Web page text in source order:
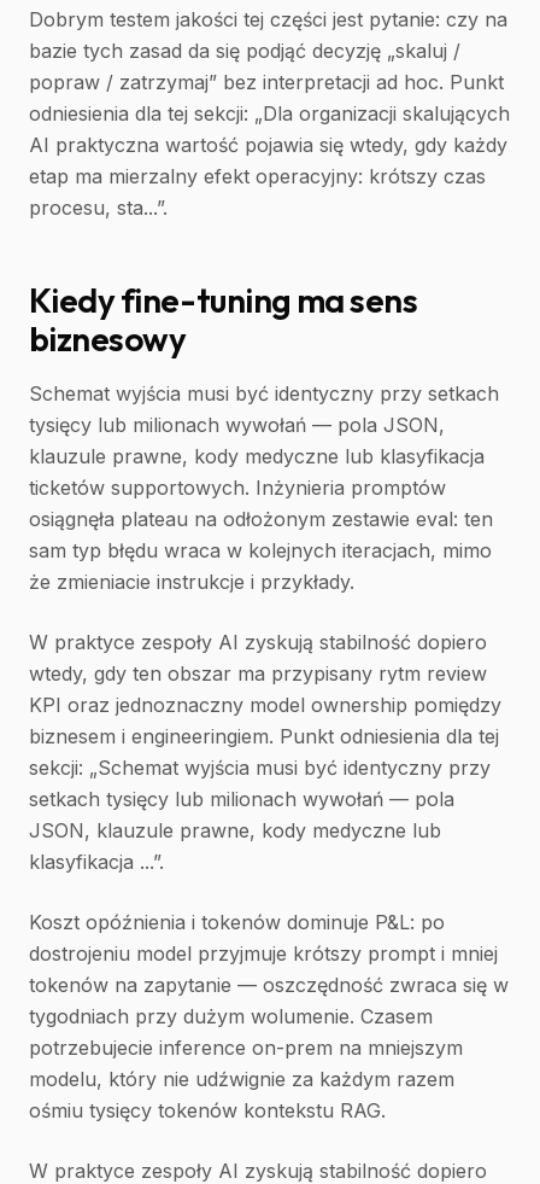
Dobrym testem jakości tej części jest pytanie: czy na
bazie tych zasad da się podjąć decyzję „skaluj /
popraw / zatrzymaj” bez interpretacji ad hoc. Punkt
odniesienia dla tej sekcji: „Dla organizacji skalujących
AI praktyczna wartość pojawia się wtedy, gdy każdy
etap ma mierzalny efekt operacyjny: krótszy czas
procesu, sta...”.
Kiedy fine-tuning ma sens
biznesowy
Schemat wyjścia musi być identyczny przy setkach
tysięcy lub milionach wywołań — pola JSON,
klauzule prawne, kody medyczne lub klasyfikacja
ticketów supportowych. Inżynieria promptów
osiągnęła plateau na odłożonym zestawie eval: ten
sam typ błędu wraca w kolejnych iteracjach, mimo
że zmieniacie instrukcje i przykłady.
W praktyce zespoły AI zyskują stabilność dopiero
wtedy, gdy ten obszar ma przypisany rytm review
KPI oraz jednoznaczny model ownership pomiędzy
biznesem i engineeringiem. Punkt odniesienia dla tej
sekcji: „Schemat wyjścia musi być identyczny przy
setkach tysięcy lub milionach wywołań — pola
JSON, klauzule prawne, kody medyczne lub
klasyfikacja ...”.
Koszt opóźnienia i tokenów dominuje P&L: po
dostrojeniu model przyjmuje krótszy prompt i mniej
tokenów na zapytanie — oszczędność zwraca się w
tygodniach przy dużym wolumenie. Czasem
potrzebujecie inference on-prem na mniejszym
modelu, który nie udźwignie za każdym razem
ośmiu tysięcy tokenów kontekstu RAG.
W praktyce zespoły AI zyskują stabilność dopiero